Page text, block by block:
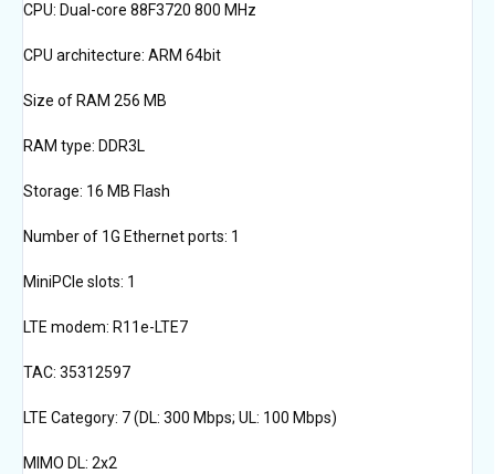
CPU: Dual-core 88F3720 800 MHz
CPU architecture: ARM 64bit
Size of RAM 256 MB
RAM type: DDR3L
Storage: 16 MB Flash
Number of 1G Ethernet ports: 1
MiniPCIe slots: 1
LTE modem: R11e-LTE7
TAC: 35312597
LTE Category: 7 (DL: 300 Mbps; UL: 100 Mbps)
MIMO DL: 2x2